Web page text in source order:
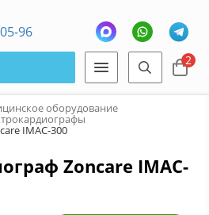
96
2
оборудование
IMAC-300
Zoncare IMAC-